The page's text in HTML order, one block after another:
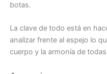
botas.
La clave de todo está en
analizar frente al espejo lo
cuerpo y la armonía de